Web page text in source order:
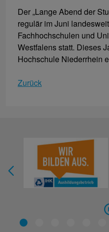
Der „Lange Abend der
regulär im Juni
Fachhochschulen und
Westfalens statt. Dieses
Hochschule Niederrhein
Zurück